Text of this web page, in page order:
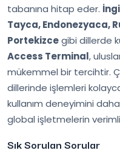
tabanına hitap eder.
Tayca, Endonezyaca,
Portekizcegibi dillerde
Access Terminal,
mükemmel bir tercihtir.
dillerinde işlemleri
kullanım deneyimini
global işletmelerin
Sık Sorulan Sorular